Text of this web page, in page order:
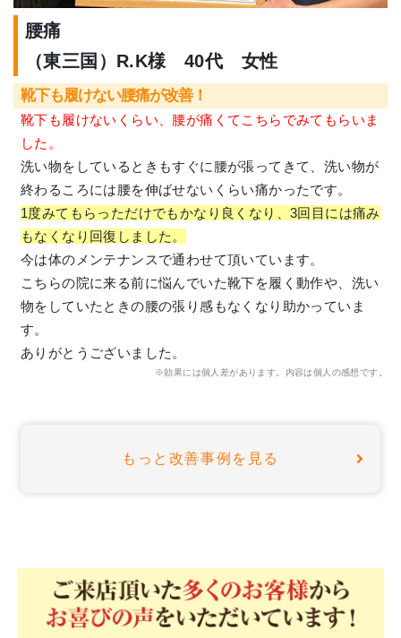
腰痛
（東三国）R.K様 40代 女性
靴下も履けない腰痛が改善！
靴下も履けないくらい、腰が痛くてこちらでみてもらいま
した。
洗い物をしているときもすぐに腰が張ってきて、洗い物が
終わるころには腰を伸ばせないくらい痛かったです。
1度みてもらっただけでもかなり良くなり、 3回目には痛み
もなくなり回復しました。
今は体のメンテナンスで通わせて頂いています。
こちらの院に来る前に悩んでいた靴下を履く動作や、洗い
物をしていたときの腰の張り感もなくなり助かっていま
す。
ありがとうございました。
※効果には個人差があります。内容は個人の感想です。
もっと改善事例を見る